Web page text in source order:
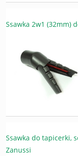
Ssawka 2w1 (32mm)
Ssawka do tapicerki,
Zanussi